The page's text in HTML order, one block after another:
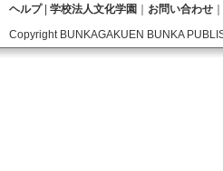
ヘルプ| 学校法人文化学園 お問い合わせ
Copyright BUNKAGAKUEN BUNKA